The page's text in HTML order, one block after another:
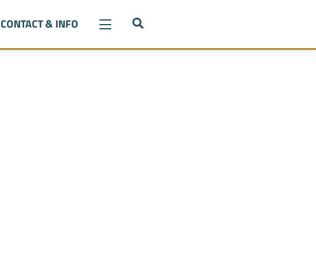
CONTACT & INFO Widgets